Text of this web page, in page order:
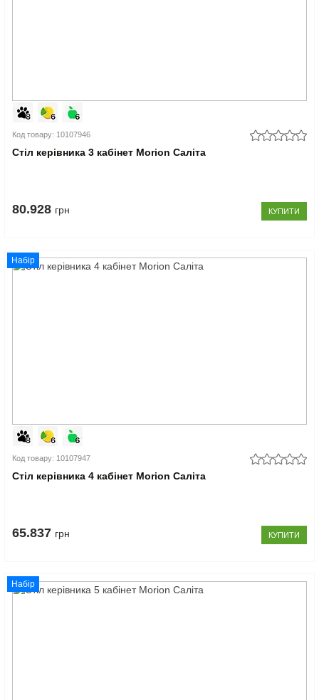
Код товару: 10107946
Стіл керівника 3 кабінет Morion Саліта
80.928 грн КУПИТИ
Набір
Код товару: 10107947
Стіл керівника 4 кабінет Morion Саліта
65.837 грн КУПИТИ
Набір